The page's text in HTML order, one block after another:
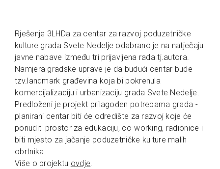
Rješenje 3LHDa za centar za razvoj poduzetničke
kulture grada Svete Nedelje odabrano je na natječaju
javne nabave između tri prijavljena rada tj.autora.
Namjera gradske uprave je da budući centar bude
tzv.landmark građevina koja bi pokrenula
komercijalizaciju i urbanizaciju grada Svete Nedelje.
Predloženi je projekt prilagođen potrebama grada -
planirani centar biti će odredište za razvoj koje će
ponuditi prostor za edukaciju, co-working, radionice i
biti mjesto za jačanje poduzetničke kulture malih
obrtnika.
Više o projektu ovdje.